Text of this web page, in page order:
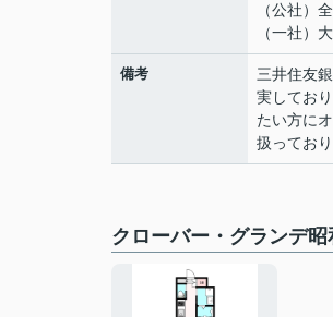
（公社）
（一社）
備考
三井住友
実してお
たい方に
扱ってお
クローバー・グランデ